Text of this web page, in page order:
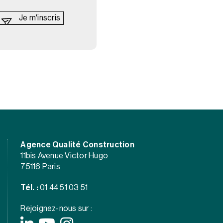
Agence Qualité Construction
11bis Avenue Victor Hugo
75116 Paris
Tél. : 01 44 51 03 51
Rejoignez-nous sur :